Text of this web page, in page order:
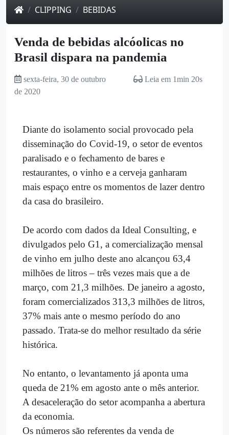
CLIPPING BEBIDAS
Venda de bebidas alcóolicas no
Brasil dispara na pandemia
sexta-feira, 30 de outubro
de 2020
Leia em 1min 20s
Diante do isolamento social provocado pela
disseminação do Covid-19, o setor de eventos
paralisado e o fechamento de bares e
restaurantes, o vinho e a cerveja ganharam
mais espaço entre os momentos de lazer dentro
da casa do brasileiro.
De acordo com dados da Ideal Consulting, e
divulgados pelo G1, a comercialização mensal
de vinho em julho deste ano alcançou 63,4
milhões de litros – três vezes mais que a de
março, com 21,3 milhões. De janeiro a agosto,
foram comercializados 313,3 milhões de litros,
37% mais ante o mesmo período do ano
passado. Trata-se do melhor resultado da série
histórica.
No entanto, o levantamento já aponta uma
queda de 21% em agosto ante o mês anterior.
A desaceleração do setor acompanha a abertura
da economia.
Os números são referentes da venda de